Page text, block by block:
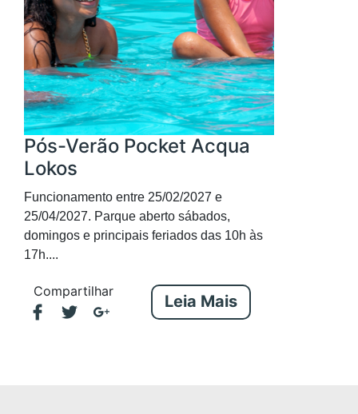
Pós-Verão Pocket Acqua
Lokos
Funcionamento entre 25/02/2027 e
25/04/2027. Parque aberto sábados,
domingos e principais feriados das 10h às
17h....
Compartilhar
Leia Mais